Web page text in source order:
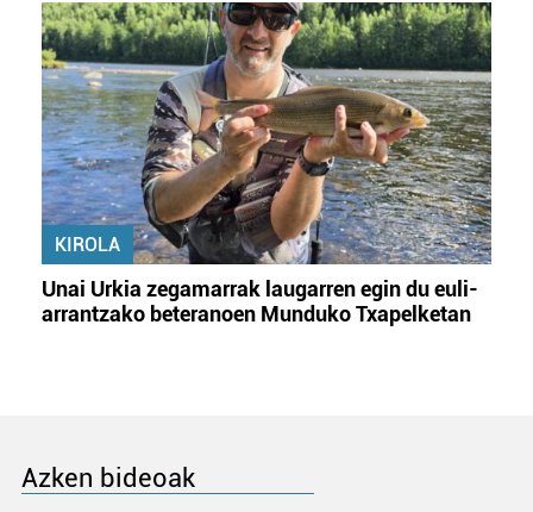
KIROLA
Unai Urkia zegamarrak laugarren egin du euli-
arrantzako beteranoen Munduko Txapelketan
Azken bideoak